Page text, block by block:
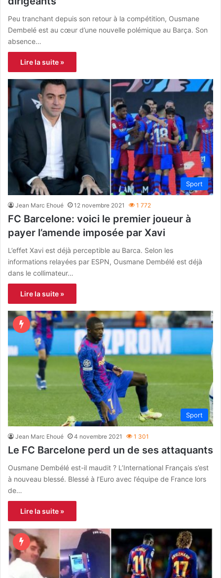
Peu tranchant depuis son retour à la compétition, Ousmane
Dembelé est au cœur d’une nouvelle polémique au Barça. Son
absence…
Lire la suite »
Sport
Jean Marc Ehoué 12 novembre 2021 1 772
FC Barcelone: voici le premier joueur à
payer l’amende imposée par Xavi
L’effet Xavi est déjà perceptible au Barca. Selon les
informations relayées par ESPN, Ousmane Dembélé est déjà
dans le collimateur…
Lire la suite »
Sport
Jean Marc Ehoué 4 novembre 2021 1 301
Le FC Barcelone perd un de ses attaquants
Ousmane Dembélé est-il maudit ? L’International Français s’est
à nouveau blessé. Blessé à l’Euro avec l’équipe de France lors
de…
Lire la suite »